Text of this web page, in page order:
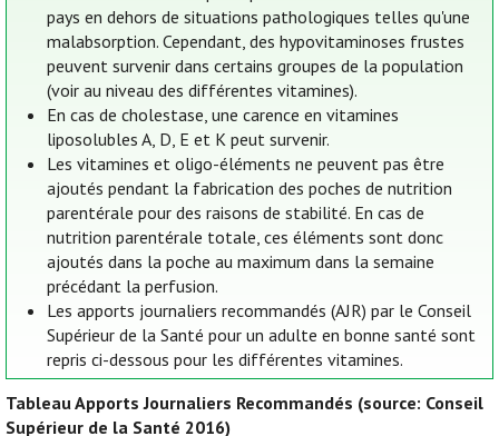
pays en dehors de situations pathologiques telles qu'une
malabsorption. Cependant, des hypovitaminoses frustes
peuvent survenir dans certains groupes de la population
(voir au niveau des différentes vitamines).
En cas de cholestase, une carence en vitamines
liposolubles A, D, E et K peut survenir.
Les vitamines et oligo-éléments ne peuvent pas être
ajoutés pendant la fabrication des poches de nutrition
parentérale pour des raisons de stabilité. En cas de
nutrition parentérale totale, ces éléments sont donc
ajoutés dans la poche au maximum dans la semaine
précédant la perfusion.
Les apports journaliers recommandés (AJR) par le Conseil
Supérieur de la Santé pour un adulte en bonne santé sont
repris ci-dessous pour les différentes vitamines.
Tableau Apports Journaliers Recommandés (source: Conseil
Supérieur de la Santé 2016)